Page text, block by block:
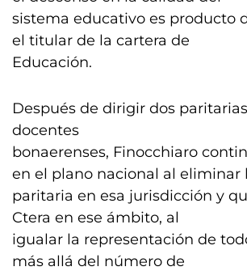
sistema educativo es producto
el titular de la cartera de
Educación.
Después de dirigir dos
docentes
bonaerenses, Finocchiaro
en el plano nacional al eliminar
paritaria en esa jurisdicción y
Ctera en ese ámbito, al
igualar la representación de
más allá del número de